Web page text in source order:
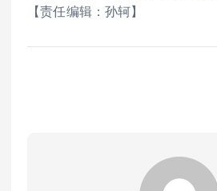
【责任编辑：孙轲】